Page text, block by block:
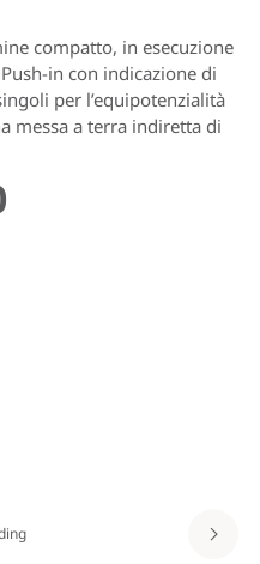
compatto, in esecuzione
in con indicazione di
per l’equipotenzialità
messa a terra indiretta di